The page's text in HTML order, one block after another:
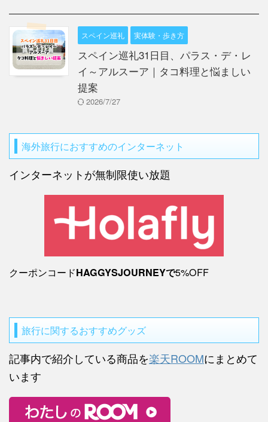
スペイン巡礼 実体験・歩き方
スペイン巡礼31日目、パラス・デ・レ
イ～アルスーア｜タコ料理と悩ましい
提案
2026/7/27
海外旅行におすすめのインターネット
インターネットが無制限使い放題
クーポンコードHAGGYSJOURNEYで5%OFF
旅行に関するおすすめグッズ
記事内で紹介している商品を楽天ROOMにまとめて
います